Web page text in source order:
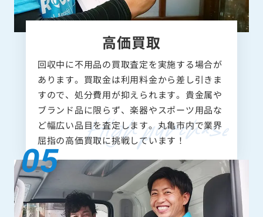
高価買取
回収中に不用品の買取査定を実施する場合が
あります。買取金は利用料金から差し引きま
すので、処分費用が抑えられます。貴金属や
ブランド品に限らず、楽器やスポーツ用品な
ど幅広い品目を査定します。丸亀市内で業界
屈指の高価買取に挑戦しています！